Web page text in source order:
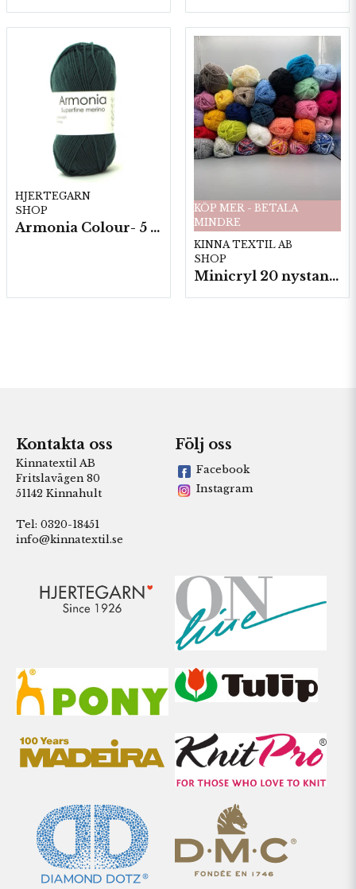
HJERTEGARN
SHOP
Armonia Colour- 5 härv/fp. a100 g.
KÖP MER - BETALA
MINDRE
KINNA TEXTIL AB
SHOP
Minicryl 20 nystan a25g./fp.
Kontakta oss
Kinnatextil AB
Fritslavägen 80
51142 Kinnahult
Tel: 0320-18451
info@kinnatextil.se
Följ oss
Facebook
Instagram